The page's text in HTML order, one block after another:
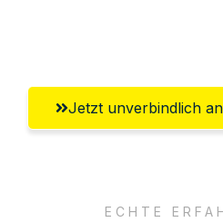
Jetzt unverbindlich
ECHTE